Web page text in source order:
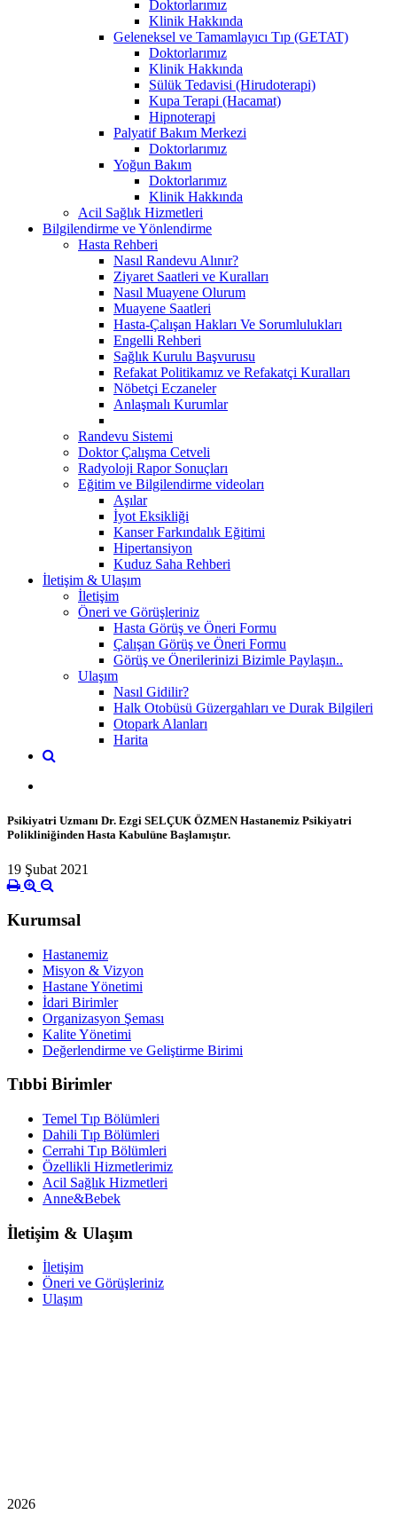
Doktorlarımız
Klinik Hakkında
Geleneksel ve Tamamlayıcı Tıp (GETAT)
Doktorlarımız
Klinik Hakkında
Sülük Tedavisi (Hirudoterapi)
Kupa Terapi (Hacamat)
Hipnoterapi
Palyatif Bakım Merkezi
Doktorlarımız
Yoğun Bakım
Doktorlarımız
Klinik Hakkında
Acil Sağlık Hizmetleri
Bilgilendirme ve Yönlendirme
Hasta Rehberi
Nasıl Randevu Alınır?
Ziyaret Saatleri ve Kuralları
Nasıl Muayene Olurum
Muayene Saatleri
Hasta-Çalışan Hakları Ve Sorumlulukları
Engelli Rehberi
Sağlık Kurulu Başvurusu
Refakat Politikamız ve Refakatçi Kuralları
Nöbetçi Eczaneler
Anlaşmalı Kurumlar
Randevu Sistemi
Doktor Çalışma Cetveli
Radyoloji Rapor Sonuçları
Eğitim ve Bilgilendirme videoları
Aşılar
İyot Eksikliği
Kanser Farkındalık Eğitimi
Hipertansiyon
Kuduz Saha Rehberi
İletişim & Ulaşım
İletişim
Öneri ve Görüşleriniz
Hasta Görüş ve Öneri Formu
Çalışan Görüş ve Öneri Formu
Görüş ve Önerilerinizi Bizimle Paylaşın..
Ulaşım
Nasıl Gidilir?
Halk Otobüsü Güzergahları ve Durak Bilgileri
Otopark Alanları
Harita
Psikiyatri Uzmanı Dr. Ezgi SELÇUK ÖZMEN Hastanemiz Psikiyatri
Polikliniğinden Hasta Kabulüne Başlamıştır.
19 Şubat 2021
Kurumsal
Hastanemiz
Misyon & Vizyon
Hastane Yönetimi
İdari Birimler
Organizasyon Şeması
Kalite Yönetimi
Değerlendirme ve Geliştirme Birimi
Tıbbi Birimler
Temel Tıp Bölümleri
Dahili Tıp Bölümleri
Cerrahi Tıp Bölümleri
Özellikli Hizmetlerimiz
Acil Sağlık Hizmetleri
Anne&Bebek
İletişim & Ulaşım
İletişim
Öneri ve Görüşleriniz
Ulaşım
2026